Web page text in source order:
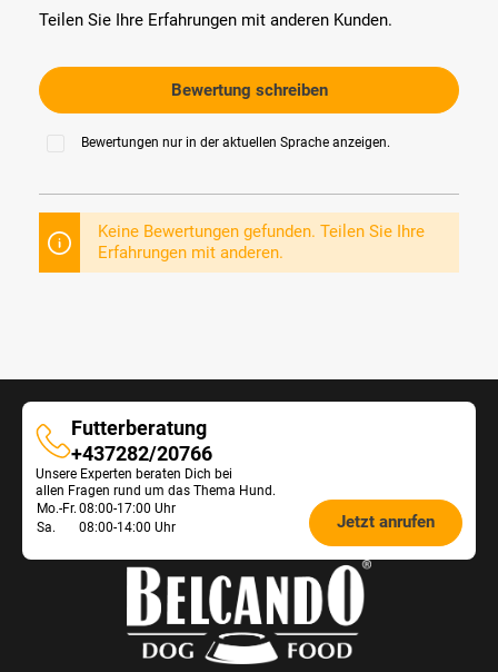
Teilen Sie Ihre Erfahrungen mit anderen Kunden.
Bewertung schreiben
Bewertungen nur in der aktuellen Sprache anzeigen.
Keine Bewertungen gefunden. Teilen Sie Ihre
Erfahrungen mit anderen.
Futterberatung
Futterberatung
+437282/20766
Unsere Experten beraten Dich bei
allen Fragen rund um das Thema Hund.
Öffnungszeiten
Mo.-Fr. 08:00-17:00 Uhr
Sa.
08:00-14:00 Uhr Jetzt anrufen